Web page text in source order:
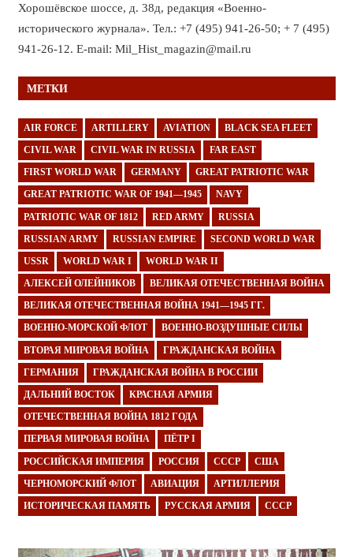
Хорошёвское шоссе, д. 38д, редакция «Военно-
исторического журнала». Тел.: +7 (495) 941-26-50; + 7 (495)
941-26-12. E-mail: Mil_Hist_magazin@mail.ru
МЕТКИ
AIR FORCE ARTILLERY AVIATION BLACK SEA FLEET
CIVIL WAR CIVIL WAR IN RUSSIA FAR EAST
FIRST WORLD WAR GERMANY GREAT PATRIOTIC WAR
GREAT PATRIOTIC WAR OF 1941—1945 NAVY
PATRIOTIC WAR OF 1812 RED ARMY RUSSIA
RUSSIAN ARMY RUSSIAN EMPIRE SECOND WORLD WAR
USSR WORLD WAR I WORLD WAR II
АЛЕКСЕЙ ОЛЕЙНИКОВ ВЕЛИКАЯ ОТЕЧЕСТВЕННАЯ ВОЙНА
ВЕЛИКАЯ ОТЕЧЕСТВЕННАЯ ВОЙНА 1941—1945 ГГ.
ВОЕННО-МОРСКОЙ ФЛОТ ВОЕННО-ВОЗДУШНЫЕ СИЛЫ
ВТОРАЯ МИРОВАЯ ВОЙНА ГРАЖДАНСКАЯ ВОЙНА
ГЕРМАНИЯ ГРАЖДАНСКАЯ ВОЙНА В РОССИИ
ДАЛЬНИЙ ВОСТОК КРАСНАЯ АРМИЯ
ОТЕЧЕСТВЕННАЯ ВОЙНА 1812 ГОДА
ПЕРВАЯ МИРОВАЯ ВОЙНА ПЁТР I
РОССИЙСКАЯ ИМПЕРИЯ РОССИЯ СССР США
ЧЕРНОМОРСКИЙ ФЛОТ АВИАЦИЯ АРТИЛЛЕРИЯ
ИСТОРИЧЕСКАЯ ПАМЯТЬ РУССКАЯ АРМИЯ СССР